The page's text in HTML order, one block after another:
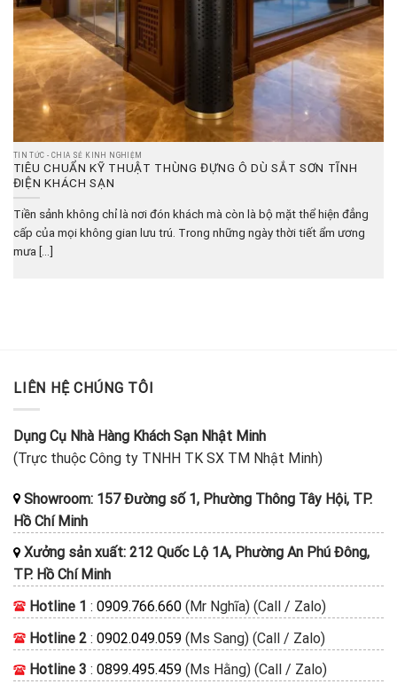
TIN TỨC - CHIA SẺ KINH NGHIỆM
TIÊU CHUẨN KỸ THUẬT THÙNG ĐỰNG Ô DÙ SẮT SƠN TĨNH
ĐIỆN KHÁCH SẠN
Tiền sảnh không chỉ là nơi đón khách mà còn là bộ mặt thể hiện đẳng
cấp của mọi không gian lưu trú. Trong những ngày thời tiết ẩm ương
mưa [...]
LIÊN HỆ CHÚNG TÔI
Dụng Cụ Nhà Hàng Khách Sạn Nhật Minh
(Trực thuộc Công ty TNHH TK SX TM Nhật Minh)
Showroom: 157 Đường số 1, Phường Thông Tây Hội, TP.
Hồ Chí Minh
Xưởng sản xuất: 212 Quốc Lộ 1A, Phường An Phú Đông,
TP. Hồ Chí Minh
Hotline 1 : 0909.766.660 (Mr Nghĩa) (Call / Zalo)
Hotline 2 : 0902.049.059 (Ms Sang) (Call / Zalo)
Hotline 3 : 0899.495.459 (Ms Hằng) (Call / Zalo)